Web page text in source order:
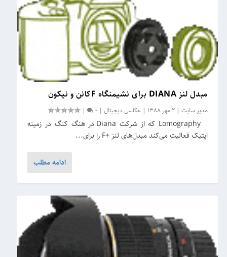
مبدل لنز DIANA برای نشیمنگاه Fکانن و نیکون
مدیر سایت |2 مهر 1388 |عکاسی دیجیتال |
0
|
Lomography که از شرکت Diana در هنگ کنگ در زمینه
اپتیک فعالیت می‌کند مبدل‌های لنز +F را برای...
ادامه مطلب